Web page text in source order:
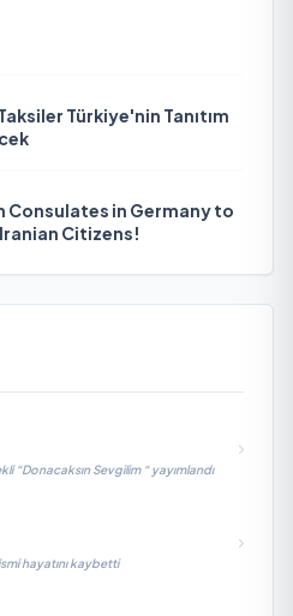
Türkiye'nin Tanıtım
Consulates in Germany to
Citizens!
“Donacaksın Sevgilim “ yayımlandı
hayatını kaybetti